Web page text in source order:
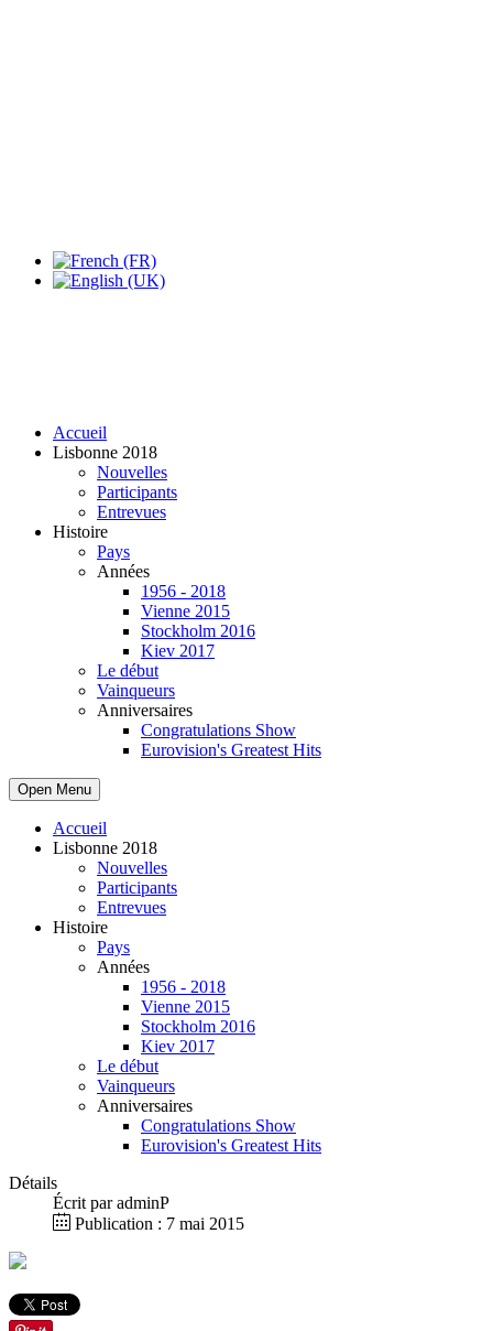
Accueil
Lisbonne 2018
Nouvelles
Participants
Entrevues
Histoire
Pays
Années
1956 - 2018
Vienne 2015
Stockholm 2016
Kiev 2017
Le début
Vainqueurs
Anniversaires
Congratulations Show
Eurovision's Greatest Hits
Open Menu
Accueil
Lisbonne 2018
Nouvelles
Participants
Entrevues
Histoire
Pays
Années
1956 - 2018
Vienne 2015
Stockholm 2016
Kiev 2017
Le début
Vainqueurs
Anniversaires
Congratulations Show
Eurovision's Greatest Hits
Détails
Écrit paradminP
Publication : 7 mai 2015